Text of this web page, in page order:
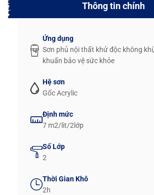
Thông tin chính
Ứng dụng
Sơn phủ nội thất khử độc không
khuẩn bảo vệ sức khỏe
Hệ sơn
Gốc Acrylic
Định mức
7 m2/lit/2lớp
Số Lớp
2
Thời Gian Khô
2h